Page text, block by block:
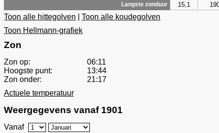
Langste zonduur 15,1
Toon alle hittegolven
Toon alle koudegolven
Toon Hellmann-grafiek
Zon
Zon op:
06:11
Hoogste punt:
13:44
Zon onder:
21:17
Actuele temperatuur
Weergegevens vanaf 1901
Vanaf